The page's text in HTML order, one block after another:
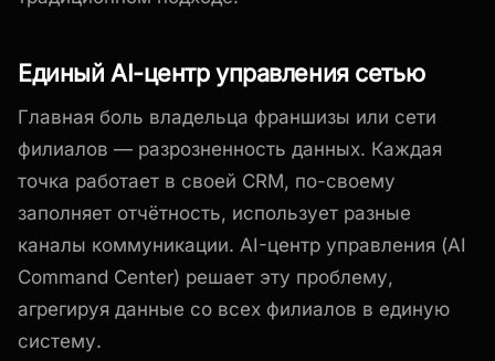
Единый AI-центр управления сетью
Главная боль владельца франшизы или сети
филиалов — разрозненность данных. Каждая
точка работает в своей CRM, по-своему
заполняет отчётность, использует разные
каналы коммуникации. AI-центр управления (AI
Command Center) решает эту проблему,
агрегируя данные со всех филиалов в единую
систему.